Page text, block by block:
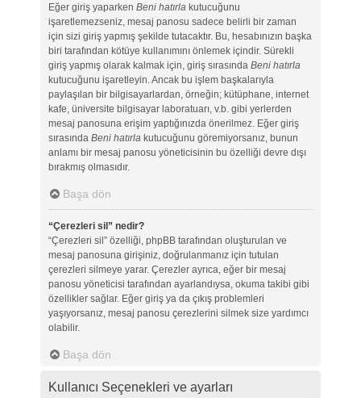
Eğer giriş yaparken Beni hatırlakutucuğunu
işaretlemezseniz, mesaj panosu sadece belirli bir zaman
için sizi giriş yapmış şekilde tutacaktır. Bu, hesabınızın başka
biri tarafından kötüye kullanımını önlemek içindir. Sürekli
giriş yapmış olarak kalmak için, giriş sırasında Beni hatırla
kutucuğunu işaretleyin. Ancak bu işlem başkalarıyla
paylaşılan bir bilgisayarlardan, örneğin; kütüphane, internet
kafe, üniversite bilgisayar laboratuarı, v.b. gibi yerlerden
mesaj panosuna erişim yaptığınızda önerilmez. Eğer giriş
sırasında Beni hatırlakutucuğunu göremiyorsanız, bunun
anlamı bir mesaj panosu yöneticisinin bu özelliği devre dışı
bırakmış olmasıdır.
Başa dön
“Çerezleri sil” nedir?
“Çerezleri sil” özelliği, phpBB tarafından oluşturulan ve
mesaj panosuna girişiniz, doğrulanmanız için tutulan
çerezleri silmeye yarar. Çerezler ayrıca, eğer bir mesaj
panosu yöneticisi tarafından ayarlandıysa, okuma takibi gibi
özellikler sağlar. Eğer giriş ya da çıkış problemleri
yaşıyorsanız, mesaj panosu çerezlerini silmek size yardımcı
olabilir.
Başa dön
Kullanıcı Seçenekleri ve ayarları